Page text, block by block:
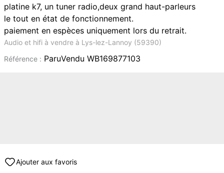
platine k7, un tuner radio,deux grand haut-parleurs
le tout en état de fonctionnement.
paiement en espèces uniquement lors du retrait.
Audio et hifi à vendre à Lys-lez-Lannoy (59390)
Référence : ParuVendu WB169877103
Ajouter aux favoris